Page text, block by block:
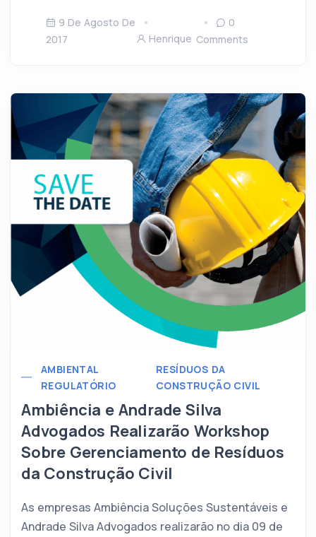
9 De Agosto De
2017
Henrique
0
Comments
AMBIENTAL
REGULATÓRIO
RESÍDUOS DA
CONSTRUÇÃO CIVIL
Ambiência e Andrade Silva
Advogados Realizarão Workshop
Sobre Gerenciamento de Resíduos
da Construção Civil
As empresas Ambiência Soluções Sustentáveis e
Andrade Silva Advogados realizarão no dia 09 de